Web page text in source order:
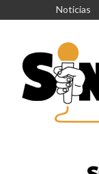
Noticias